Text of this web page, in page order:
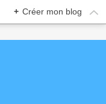
+ Créer mon blog